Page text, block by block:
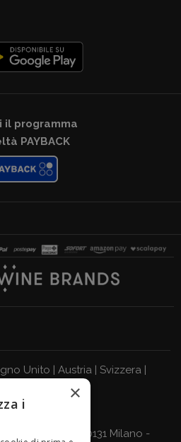
il programma
PAYBACK
Unito Austria| Svizzera|
Belgio
Abruzzi 94, 20131 Milano -
×
i